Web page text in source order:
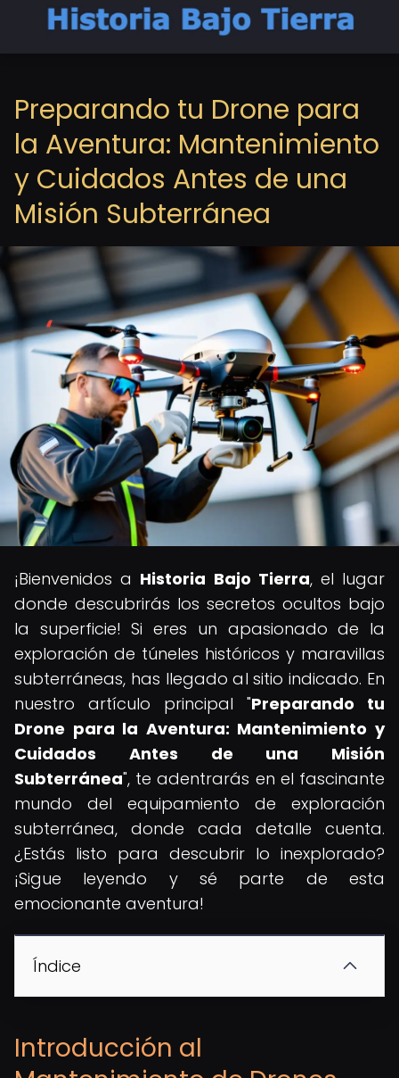
Preparando tu Drone para
la Aventura: Mantenimiento
y Cuidados Antes de una
Misión Subterránea
¡Bienvenidos a Historia Bajo Tierra, el lugar
donde descubrirás los secretos ocultos bajo
la superficie! Si eres un apasionado de la
exploración de túneles históricos y maravillas
subterráneas, has llegado al sitio indicado. En
nuestro artículo principal "Preparando tu
Drone para la Aventura: Mantenimiento y
Cuidados Antes de una Misión
Subterránea", te adentrarás en el fascinante
mundo del equipamiento de exploración
subterránea, donde cada detalle cuenta.
¿Estás listo para descubrir lo inexplorado?
¡Sigue leyendo y sé parte de esta
emocionante aventura!
Índice
Introducción al